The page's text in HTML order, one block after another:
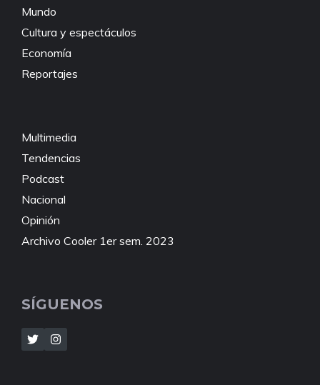
Mundo
Cultura y espectáculos
Economía
Reportajes
Multimedia
Tendencias
Podcast
Nacional
Opinión
Archivo Cooler 1er sem. 2023
SÍGUENOS